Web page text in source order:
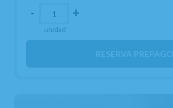
- +
unidad
RESERVA PREPAGO